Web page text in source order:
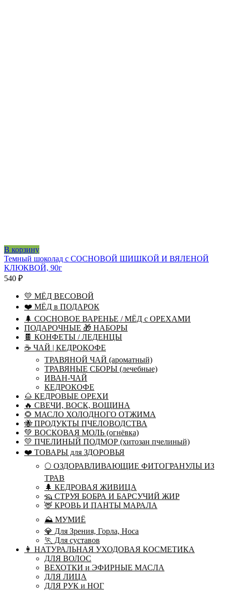
В корзину
Темный шоколад с СОСНОВОЙ ШИШКОЙ И ВЯЛЕНОЙ
КЛЮКВОЙ, 90г
540 ₽
💛 МЁД ВЕСОВОЙ
❤️ МЁД в ПОДАРОК
🌲 СОСНОВОЕ ВАРЕНЬЕ / МЁД с ОРЕХАМИ
ПОДАРОЧНЫЕ 🎁 НАБОРЫ
🍫 КОНФЕТЫ / ЛЕДЕНЦЫ
☕ ЧАЙ | КЕДРОКОФЕ
ТРАВЯНОЙ ЧАЙ (ароматный)
ТРАВЯНЫЕ СБОРЫ (лечебные)
ИВАН-ЧАЙ
КЕДРОКОФЕ
🌰 КЕДРОВЫЕ ОРЕХИ
🔥 СВЕЧИ, ВОСК, ВОЩИНА
🌻 МАСЛО ХОЛОДНОГО ОТЖИМА
🐝 ПРОДУКТЫ ПЧЕЛОВОДСТВА
💚 ВОСКОВАЯ МОЛЬ (огнёвка)
💛 ПЧЕЛИНЫЙ ПОДМОР (хитозан пчелиный)
❤️ ТОВАРЫ для ЗДОРОВЬЯ
🌕 ОЗДОРАВЛИВАЮЩИЕ ФИТОГРАНУЛЫ ИЗ
ТРАВ
🌲 КЕДРОВАЯ ЖИВИЦА
🦡 СТРУЯ БОБРА И БАРСУЧИЙ ЖИР
🦌 КРОВЬ И ПАНТЫ МАРАЛА
⛰ МУМИЁ
💎 Для Зрения, Горла, Носа
🏃 Для суставов
👩 НАТУРАЛЬНАЯ УХОДОВАЯ КОСМЕТИКА
ДЛЯ ВОЛОС
ВЕХОТКИ и ЭФИРНЫЕ МАСЛА
ДЛЯ ЛИЦА
ДЛЯ РУК и НОГ